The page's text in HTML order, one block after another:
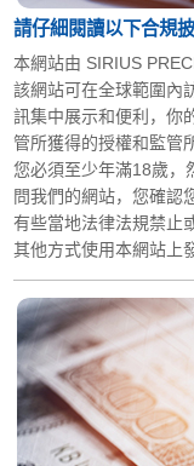
請仔細閱讀以下合規
本網站由 SIRIUS
該網站可在全球範圍內
訊集中展示和便利，你
管所獲得的授權和監管
您必須至少年滿18歲，
問我們的網站，您確認
有些當地法律法規禁止
其他方式使用本網站上